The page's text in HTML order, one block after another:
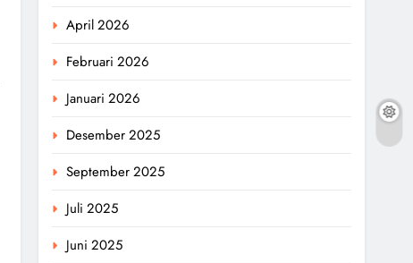
April 2026
Februari 2026
Januari 2026
Desember 2025
September 2025
Juli 2025
Juni 2025